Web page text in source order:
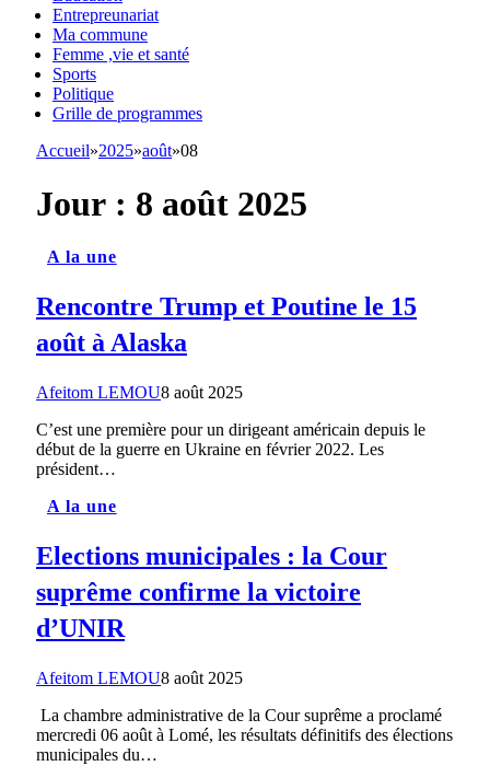
Entrepreunariat
Ma commune
Femme ,vie et santé
Sports
Politique
Grille de programmes
Accueil»2025»août»08
Jour : 8 août 2025
A la une
Rencontre Trump et Poutine le 15
août à Alaska
Afeitom LEMOU8 août 2025
C’est une première pour un dirigeant américain depuis le
début de la guerre en Ukraine en février 2022. Les
président…
A la une
Elections municipales : la Cour
suprême confirme la victoire
d’UNIR
Afeitom LEMOU8 août 2025
La chambre administrative de la Cour suprême a proclamé
mercredi 06 août à Lomé, les résultats définitifs des élections
municipales du…